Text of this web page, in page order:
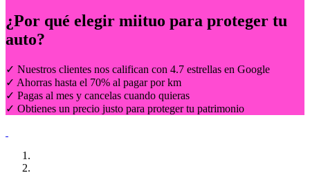
¿Por qué elegir miituo para proteger tu
auto?
✓ Nuestros clientes nos califican con 4.7 estrellas en Google
✓ Ahorras hasta el 70% al pagar por km
✓ Pagas al mes y cancelas cuando quieras
✓ Obtienes un precio justo para proteger tu patrimonio